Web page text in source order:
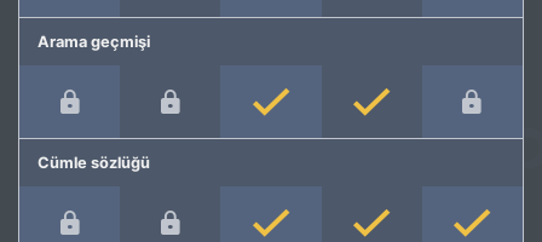
Arama geçmişi
Cümle sözlüğü